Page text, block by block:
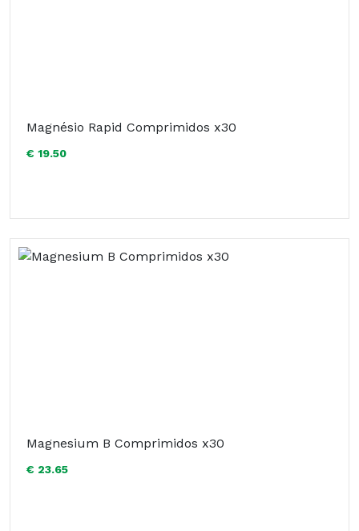
Magnésio Rapid Comprimidos x30
€ 19.50
Magnesium B Comprimidos x30
€ 23.65